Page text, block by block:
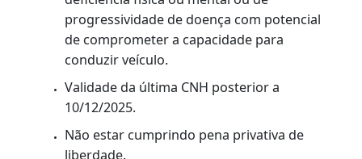
Estar com a situação da habilitação
regular. Não ter bloqueio na CNH.
Não se enquadrar em hipóteses que
exijam avaliação médica ou psicológica
obrigatória, como nos casos relacionados
à idade (Não ter mais de 70 anos),
exercício de atividade remunerada ou